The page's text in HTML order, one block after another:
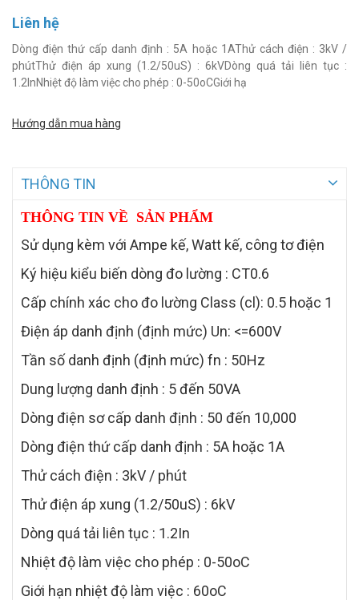
Liên hệ
Dòng điện thứ cấp danh định : 5A hoặc 1AThử cách điện : 3kV /
phútThử điện áp xung (1.2/50uS) : 6kVDòng quá tải liên tục :
1.2InNhiệt độ làm việc cho phép : 0-50oCGiới hạ
Hướng dẫn mua hàng
THÔNG TIN
THÔNG TIN VỀ SẢN PHẨM
Sử dụng kèm với Ampe kế, Watt kế, công tơ điện
Ký hiệu kiểu biến dòng đo lường : CT0.6
Cấp chính xác cho đo lường Class (cl): 0.5 hoặc 1
Điện áp danh định (định mức) Un: <=600V
Tần số danh định (định mức) fn : 50Hz
Dung lượng danh định : 5 đến 50VA
Dòng điện sơ cấp danh định : 50 đến 10,000
Dòng điện thứ cấp danh định : 5A hoặc 1A
Thử cách điện : 3kV / phút
Thử điện áp xung (1.2/50uS) : 6kV
Dòng quá tải liên tục : 1.2In
Nhiệt độ làm việc cho phép : 0-50oC
Giới hạn nhiệt độ làm việc : 60oC